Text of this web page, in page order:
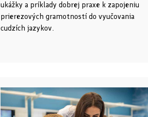
ukážky a príklady dobrej praxe k zapojeniu
prierezových gramotností do vyučovania
cudzích jazykov.